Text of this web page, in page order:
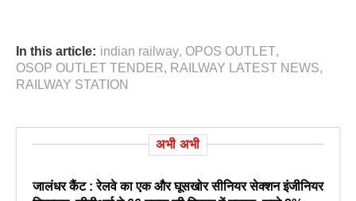
In this article: indian railway, OPOS OUTLET,
OSOP OUTLET TENDER, RAILWAY LATEST NEWS,
RAILWAY STATION
अभी अभी
जालंधर कैंट : रेलवे का एक और घूसखोर सीनियर सेक्शन इंजीनियर